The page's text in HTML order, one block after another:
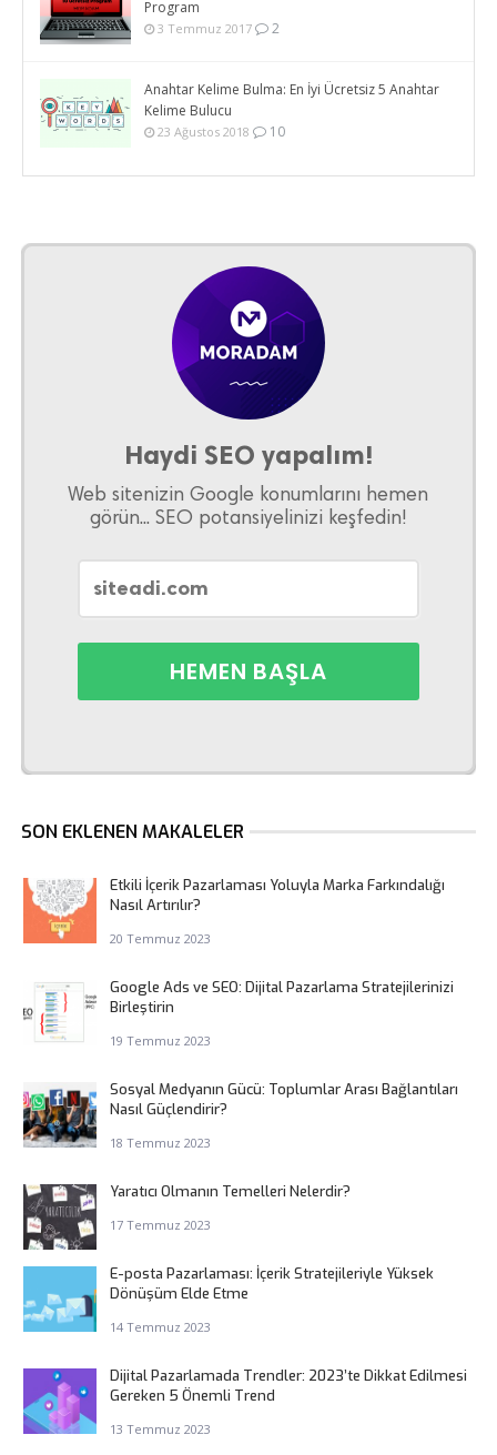
Program
3 Temmuz 2017 2
Anahtar Kelime Bulma: En İyi Ücretsiz 5 Anahtar
Kelime Bulucu
23 Ağustos 2018 10
Haydi SEO yapalım!
Web sitenizin Google konumlarını hemen
görün... SEO potansiyelinizi keşfedin!
SON EKLENEN MAKALELER
Etkili İçerik Pazarlaması Yoluyla Marka Farkındalığı
Nasıl Artırılır?
20 Temmuz 2023
Google Ads ve SEO: Dijital Pazarlama Stratejilerinizi
Birleştirin
19 Temmuz 2023
Sosyal Medyanın Gücü: Toplumlar Arası Bağlantıları
Nasıl Güçlendirir?
18 Temmuz 2023
Yaratıcı Olmanın Temelleri Nelerdir?
17 Temmuz 2023
E-posta Pazarlaması: İçerik Stratejileriyle Yüksek
Dönüşüm Elde Etme
14 Temmuz 2023
Dijital Pazarlamada Trendler: 2023’te Dikkat Edilmesi
Gereken 5 Önemli Trend
13 Temmuz 2023